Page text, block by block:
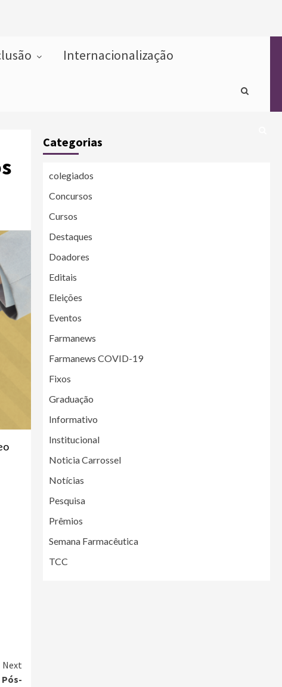
Internacionalização
Next
Categorias
colegiados
Concursos
Cursos
Destaques
Doadores
Editais
Eleições
Eventos
Farmanews
Farmanews COVID-19
Fixos
Graduação
Informativo
Institucional
Noticia Carrossel
Notícias
Pesquisa
Prêmios
Semana Farmacêutica
TCC